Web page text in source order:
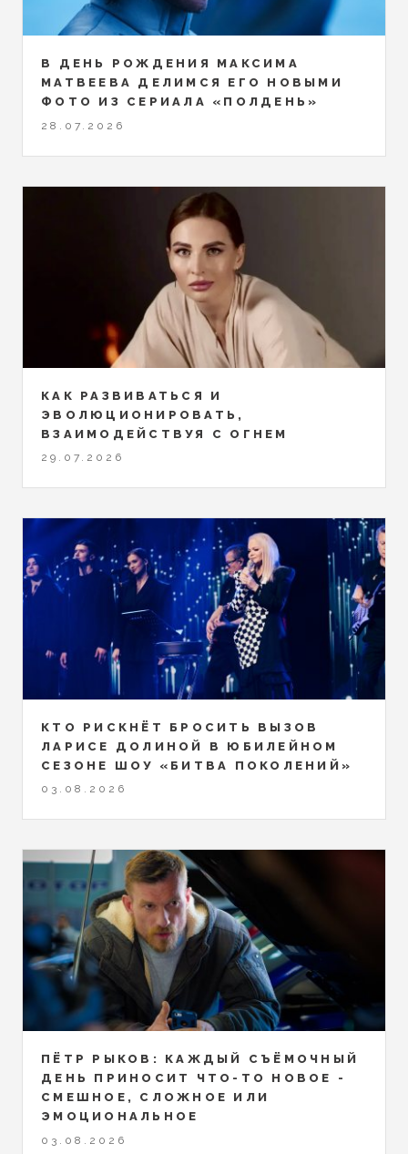
В ДЕНЬ РОЖДЕНИЯ МАКСИМА
МАТВЕЕВА ДЕЛИМСЯ ЕГО НОВЫМИ
ФОТО ИЗ СЕРИАЛА «ПОЛДЕНЬ»
28.07.2026
КАК РАЗВИВАТЬСЯ И
ЭВОЛЮЦИОНИРОВАТЬ,
ВЗАИМОДЕЙСТВУЯ С ОГНЕМ
29.07.2026
КТО РИСКНЁТ БРОСИТЬ ВЫЗОВ
ЛАРИСЕ ДОЛИНОЙ В ЮБИЛЕЙНОМ
СЕЗОНЕ ШОУ «БИТВА ПОКОЛЕНИЙ»
03.08.2026
ПЁТР РЫКОВ: КАЖДЫЙ СЪЁМОЧНЫЙ
ДЕНЬ ПРИНОСИТ ЧТО-ТО НОВОЕ -
СМЕШНОЕ, СЛОЖНОЕ ИЛИ
ЭМОЦИОНАЛЬНОЕ
03.08.2026